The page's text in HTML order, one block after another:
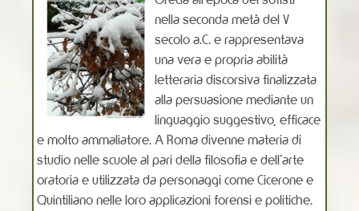
nella seconda metà del V
secolo a.C. e rappresentava
una vera e propria abilità
letteraria discorsiva finalizzata
alla persuasione mediante un
linguaggio suggestivo, efficace
e molto ammaliatore. A Roma divenne materia di
studio nelle scuole al pari della filosofia e dell’arte
oratoria e utilizzata da personaggi come Cicerone e
Quintiliano nelle loro applicazioni forensi e politiche.